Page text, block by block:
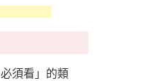
須看」的類